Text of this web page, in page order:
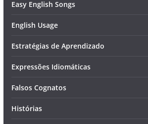
Easy English Songs
English Usage
Estratégias de Aprendizado
Expressões Idiomáticas
Falsos Cognatos
Histórias